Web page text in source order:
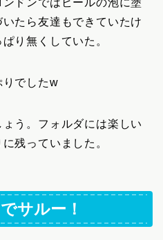
ドンではビールの泡に塗
たら友達もできていたけ
り無くしていた。
りでしたw
う。フォルダには楽しい
残っていました。
サルー！